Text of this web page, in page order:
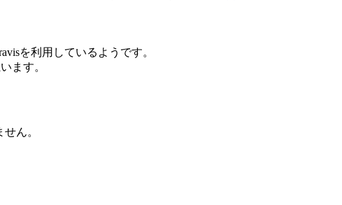
を利用しているようです。
ます。
ん。